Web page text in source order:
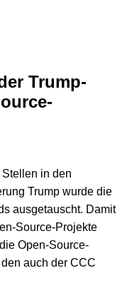
Trump-
Stellen in den
Trump wurde die
ausgetauscht. Damit
Source-Projekte
Open-Source-
auch der CCC